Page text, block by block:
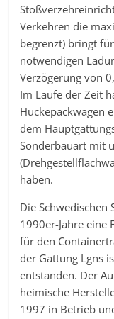
Verkehren die
begrenzt) bringt
notwendigen
Verzögerung von
Im Laufe der Zeit
Huckepackwagen
dem
Sonderbauart mit
haben.
Die Schwedischen
1990er-Jahre eine
für den
der Gattung Lgns
entstanden. Der
heimische
1997 in Betrieb